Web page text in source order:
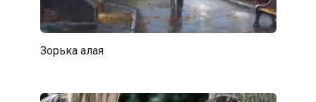
Зорька алая